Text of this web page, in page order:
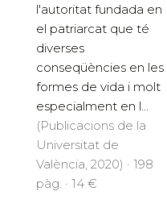
l'autoritat fundada en
el patriarcat que té
diverses
conseqüències en les
formes de vida i molt
especialment en l...
(Publicacions de la
Universitat de
València, 2020) · 198
pàg. · 14 €